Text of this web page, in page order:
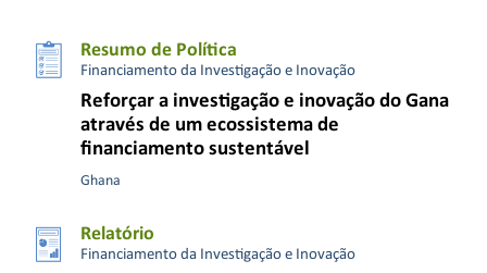
Resumo de Política
Financiamento da Investigação e Inovação
Reforçar a investigação e inovação do Gana
através de um ecossistema de
financiamento sustentável
Ghana
Relatório
Financiamento da Investigação e Inovação